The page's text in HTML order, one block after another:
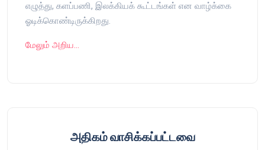
எழுத்து, களப்பணி, இலக்கியக் கூட்டங்கள் என வாழ்க்கை
ஓடிக்கொண்டிருக்கிறது.
மேலும் அறிய…
அதிகம் வாசிக்கப்பட்டவை